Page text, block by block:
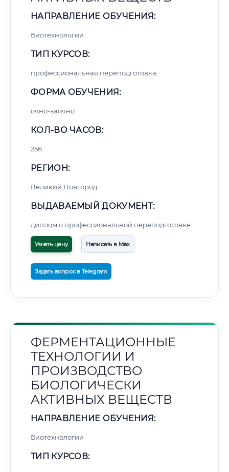
НАПРАВЛЕНИЕ ОБУЧЕНИЯ:
Биотехнологии
ТИП КУРСОВ:
профессиональная переподготовка
ФОРМА ОБУЧЕНИЯ:
очно-заочно
КОЛ-ВО ЧАСОВ:
256
РЕГИОН:
Великий Новгород
ВЫДАВАЕМЫЙ ДОКУМЕНТ:
диплом о профессиональной переподготовке
Узнать цену Написать в Max
Задать вопрос в Telegram
ФЕРМЕНТАЦИОННЫЕ
ТЕХНОЛОГИИ И
ПРОИЗВОДСТВО
БИОЛОГИЧЕСКИ
АКТИВНЫХ ВЕЩЕСТВ
НАПРАВЛЕНИЕ ОБУЧЕНИЯ:
Биотехнологии
ТИП КУРСОВ: